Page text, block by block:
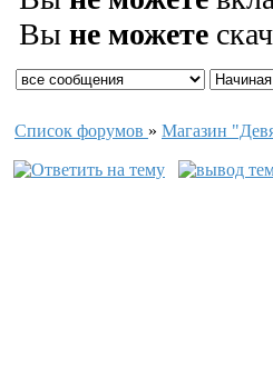
Вы не можете
Список форумов » Магазин